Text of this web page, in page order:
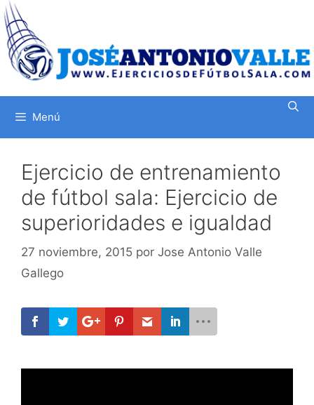
Saltar
al
contenido
Menú
Ejercicio de entrenamiento
de fútbol sala: Ejercicio de
superioridades e igualdad
27 noviembre, 2015 por Jose Antonio Valle
Gallego